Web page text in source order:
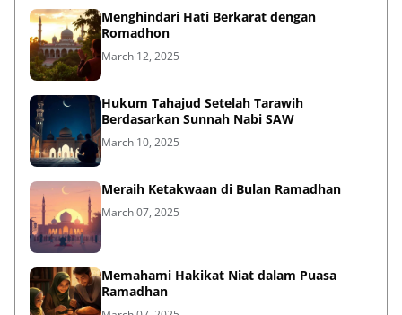
Menghindari Hati Berkarat dengan
Romadhon
March 12, 2025
Hukum Tahajud Setelah Tarawih
Berdasarkan Sunnah Nabi SAW
March 10, 2025
Meraih Ketakwaan di Bulan Ramadhan
March 07, 2025
Memahami Hakikat Niat dalam Puasa
Ramadhan